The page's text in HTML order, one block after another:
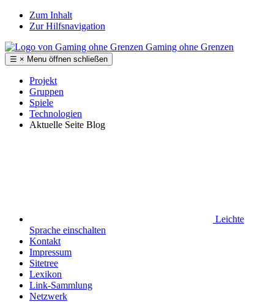
Zum Inhalt
Zur Hilfsnavigation
Gaming ohne Grenzen
☰ × Menu öffnen schließen
Projekt
Gruppen
Spiele
Technologien
Aktuelle Seite Blog
Leichte
Sprache einschalten
Kontakt
Impressum
Sitetree
Lexikon
Link-Sammlung
Netzwerk